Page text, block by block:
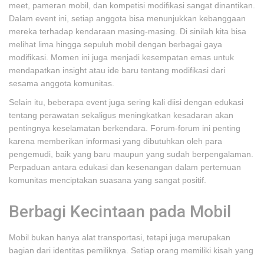
meet, pameran mobil, dan kompetisi modifikasi sangat dinantikan.
Dalam event ini, setiap anggota bisa menunjukkan kebanggaan
mereka terhadap kendaraan masing-masing. Di sinilah kita bisa
melihat lima hingga sepuluh mobil dengan berbagai gaya
modifikasi. Momen ini juga menjadi kesempatan emas untuk
mendapatkan insight atau ide baru tentang modifikasi dari
sesama anggota komunitas.
Selain itu, beberapa event juga sering kali diisi dengan edukasi
tentang perawatan sekaligus meningkatkan kesadaran akan
pentingnya keselamatan berkendara. Forum-forum ini penting
karena memberikan informasi yang dibutuhkan oleh para
pengemudi, baik yang baru maupun yang sudah berpengalaman.
Perpaduan antara edukasi dan kesenangan dalam pertemuan
komunitas menciptakan suasana yang sangat positif.
Berbagi Kecintaan pada Mobil
Mobil bukan hanya alat transportasi, tetapi juga merupakan
bagian dari identitas pemiliknya. Setiap orang memiliki kisah yang